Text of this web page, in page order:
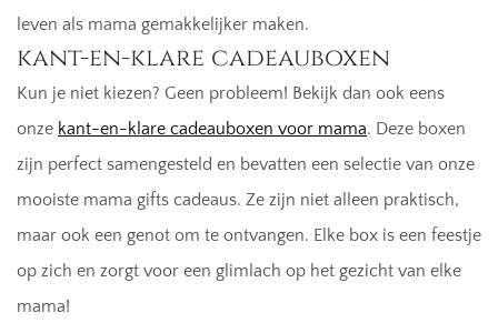
leven als mama gemakkelijker maken.
kant-en-klare cadeauboxen
Kun je niet kiezen? Geen probleem! Bekijk dan ook eens
onze kant-en-klare cadeauboxen voor mama. Deze boxen
zijn perfect samengesteld en bevatten een selectie van onze
mooiste mama gifts cadeaus. Ze zijn niet alleen praktisch,
maar ook een genot om te ontvangen. Elke box is een feestje
op zich en zorgt voor een glimlach op het gezicht van elke
mama!